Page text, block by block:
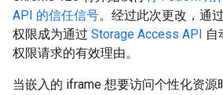
API 的信任信号。经过此次更改，通
权限成为通过 Storage Access API 自
权限请求的有效理由。
当嵌入的 iframe 想要访问个性化资源